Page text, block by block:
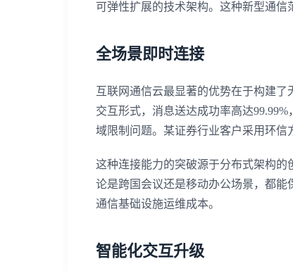
可弹性扩展的技术架构。这种新型通信
全场景即时连接
互联网通信云最显著的优势在于构建
交互形式，消息送达成功率高达
域限制问题。某证券行业客户采用环信
这种连接能力的突破源于分布式架构
论是跨国会议还是移动办公场景，都能
通信基础设施运维成本。
智能化交互升级